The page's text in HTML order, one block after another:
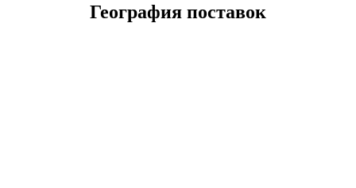
География поставок